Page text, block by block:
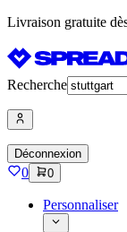
Livraison gratuite
Recherche
Déconnexion
0 0
Personnaliser